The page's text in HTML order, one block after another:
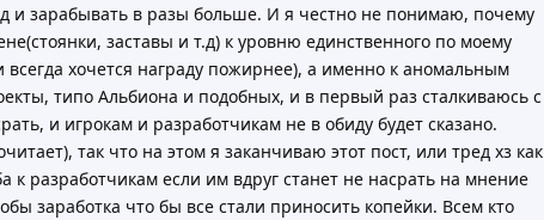
и зарабывать в разы больше. И я честно не понимаю, почему
заставы и т.д) к уровню единственного по моему
хочется награду пожирнее), а именно к аномальным
типо Альбиона и подобных, и в первый раз сталкиваюсь с
и игрокам и разработчикам не в обиду будет сказано.
так что на этом я заканчиваю этот пост, или тред хз как
разработчикам если им вдруг станет не насрать на мнение
заработка что бы все стали приносить копейки. Всем кто